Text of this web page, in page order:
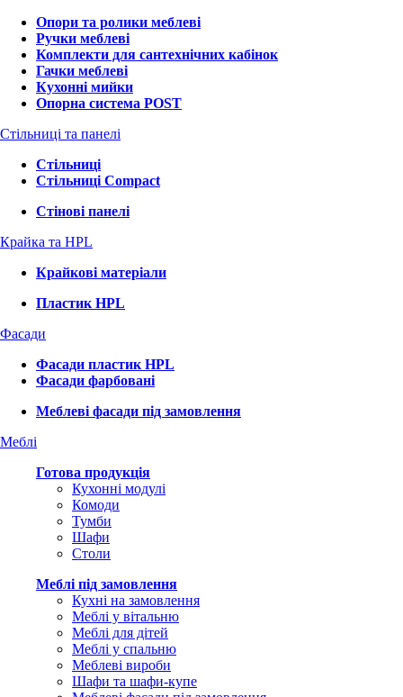
Опори та ролики меблеві
Ручки меблеві
Комплекти для сантехнічних кабінок
Гачки меблеві
Кухонні мийки
Опорна система POST
Стільниці та панелі
Стільниці
Стільниці Compact
Стінові панелі
Крайка та HPL
Крайкові матеріали
Пластик HPL
Фасади
Фасади пластик HPL
Фасади фарбовані
Меблеві фасади під замовлення
Меблі
Готова продукція
Кухонні модулі
Комоди
Тумби
Шафи
Столи
Меблі під замовлення
Кухні на замовлення
Меблі у вітальню
Меблі для дітей
Меблі у спальню
Меблеві вироби
Шафи та шафи-купе